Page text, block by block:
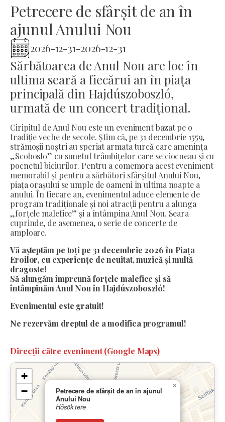
Petrecere de sfârșit de an în
ajunul Anului Nou
2026-12-31-2026-12-31
Sărbătoarea de Anul Nou are loc în
ultima seară a fiecărui an în piața
principală din Hajdúszoboszló,
urmată de un concert tradițional.
Ciripitul de Anul Nou este un eveniment bazat pe o
tradiție veche de secole. Știm că, pe 31 decembrie 1559,
strămoșii noștri au speriat armata turcă care amenința
„Scoboslo” cu sunetul trâmbițelor care se ciocneau și cu
pocnetul biciurilor. Pentru a comemora acest eveniment
memorabil și pentru a sărbători sfârșitul Anului Nou,
piața orașului se umple de oameni în ultima noapte a
anului. În fiecare an, evenimentul aduce elemente de
program tradiționale și noi atracții pentru a alunga
„forțele malefice” și a întâmpina Anul Nou. Seara
cuprinde, de asemenea, o serie de concerte de
amploare.
Vă așteptăm pe toți pe 31 decembrie 2026 în Piața
Eroilor, cu experiențe de neuitat, muzică și multă
dragoste!
Să alungăm împreună forțele malefice și să
întâmpinăm Anul Nou în Hajdúszoboszló!
Evenimentul este gratuit!
Ne rezervăm dreptul de a modifica programul!
Direcții către eveniment (Google Maps)
Petrecere de sfârșit de an în ajunul
Anului Nou
Hősök tere
×
+
−